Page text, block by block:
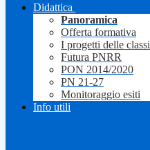
Didattica
Panoramica
Offerta formativa
I progetti delle classi
Futura PNRR
PON 2014/2020
PN 21-27
Monitoraggio esiti
Info utili